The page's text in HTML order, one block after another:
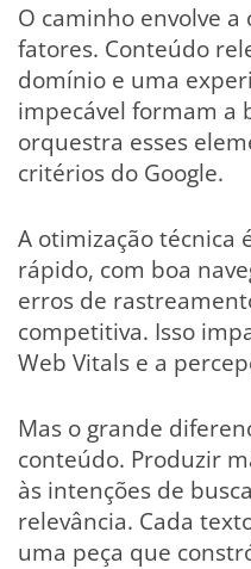
O caminho envolve
fatores. Conteúdo
domínio e uma
impecável formam a
orquestra esses
critérios do Google.
A otimização técnica
rápido, com boa
erros de
competitiva. Isso
Web Vitals e a
Mas o grande
conteúdo. Produzir
às intenções de
relevância. Cada
uma peça que